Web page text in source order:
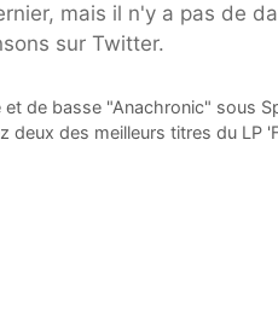
mais il n'y a pas de
sur Twitter.
et de basse "Anachronic" sous
deux des meilleurs titres du LP